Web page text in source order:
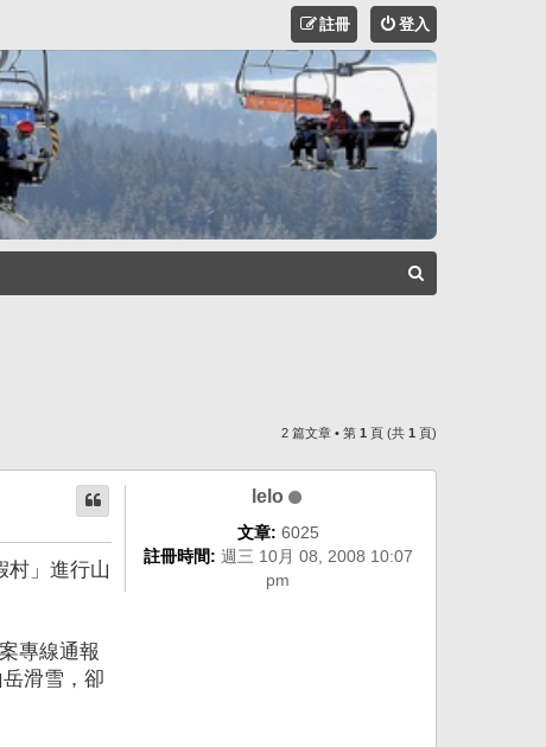
登入
註冊
2 篇文章 • 第 1 頁 (共 1 頁)
lelo
文章: 6025
註冊時間: 週三 10月 08, 2008 10:07
pm
村」進行山
專線通報
滑雪，卻